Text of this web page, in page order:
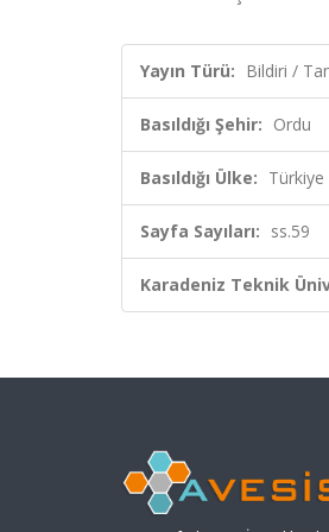
Yayın Türü: Bildiri /
Basıldığı Şehir: Ordu
Basıldığı Ülke: Türkiye
Sayfa Sayıları: ss.59
Karadeniz Teknik